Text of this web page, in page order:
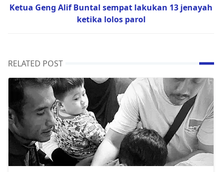
Ketua Geng Alif Buntal sempat lakukan 13 jenayah
ketika lolos parol
RELATED POST